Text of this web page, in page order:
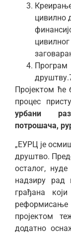
цивилно
Пројектом ће
процес
урбани
потрошача,
„ЕУРЦ је
друштво.
осталог,
надзиру рад
грађана
пројектом
додатно